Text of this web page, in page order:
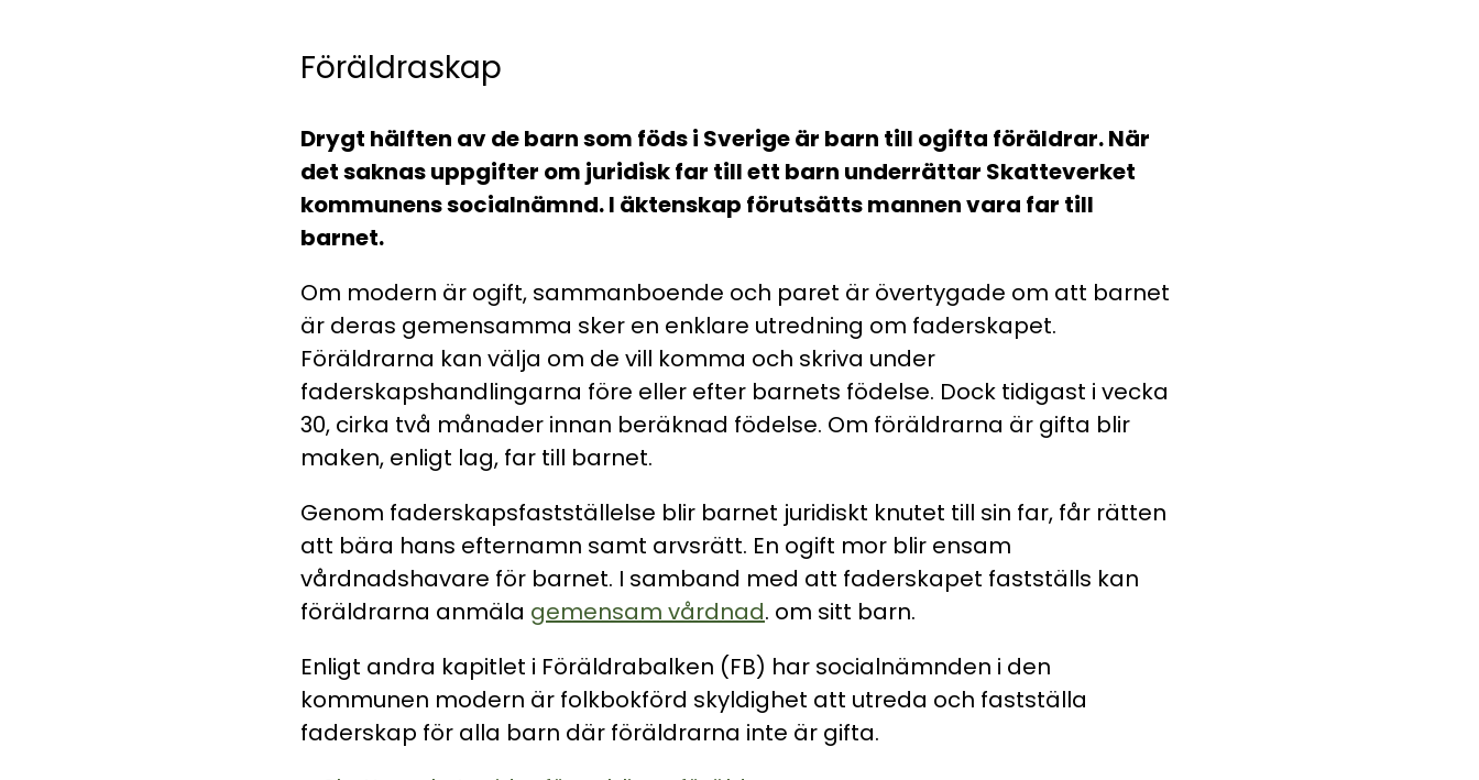
Föräldraskap
Drygt hälften av de barn som föds i Sverige är barn till ogifta föräldrar. När
det saknas uppgifter om juridisk far till ett barn underrättar Skatteverket
kommunens socialnämnd. I äktenskap förutsätts mannen vara far till
barnet.
Om modern är ogift, sammanboende och paret är övertygade om att barnet
är deras gemensamma sker en enklare utredning om faderskapet.
Föräldrarna kan välja om de vill komma och skriva under
faderskapshandlingarna före eller efter barnets födelse. Dock tidigast i vecka
30, cirka två månader innan beräknad födelse. Om föräldrarna är gifta blir
maken, enligt lag, far till barnet.
Genom faderskapsfastställelse blir barnet juridiskt knutet till sin far, får rätten
att bära hans efternamn samt arvsrätt. En ogift mor blir ensam
vårdnadshavare för barnet. I samband med att faderskapet fastställs kan
föräldrarna anmäla gemensam vårdnad. om sitt barn.
Enligt andra kapitlet i Föräldrabalken (FB) har socialnämnden i den
kommunen modern är folkbokförd skyldighet att utreda och fastställa
faderskap för alla barn där föräldrarna inte är gifta.